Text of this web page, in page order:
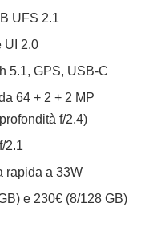
UFS 2.1
UI 2.0
5.1, GPS, USB-C
64 + 2 + 2 MP
f/2.4)
2.1
rapida a 33W
e 230€ (8/128 GB)